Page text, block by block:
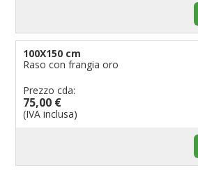
100X150 cm
Raso con frangia oro
Prezzo cda:
75,00 €
(IVA inclusa)